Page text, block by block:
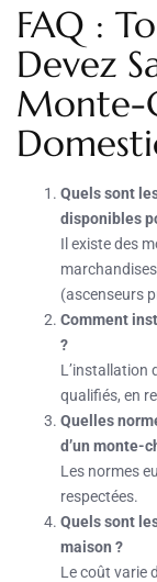
FAQ :
Devez
Monte-
Quels sont
disponibles
Il existe des
(ascenseurs
Comment
?
L’installation
qualifiés, en
Quelles
d’un monte-
Les normes
respectées.
Quels sont
maison ?
Le coût varie